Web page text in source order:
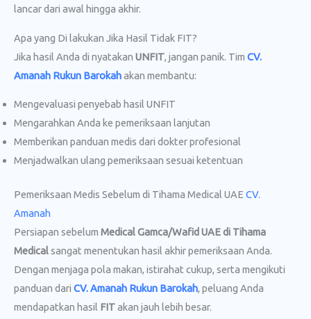
lancar dari awal hingga akhir.
Apa yang Di lakukan Jika Hasil Tidak FIT?
Jika hasil Anda di nyatakan UNFIT, jangan panik. Tim CV.
Amanah Rukun Barokahakan membantu:
Mengevaluasi penyebab hasil UNFIT
Mengarahkan Anda ke pemeriksaan lanjutan
Memberikan panduan medis dari dokter profesional
Menjadwalkan ulang pemeriksaan sesuai ketentuan
Pemeriksaan Medis Sebelum di Tihama Medical UAE CV.
Amanah
Persiapan sebelum Medical Gamca/Wafid UAE di Tihama
Medicalsangat menentukan hasil akhir pemeriksaan Anda.
Dengan menjaga pola makan, istirahat cukup, serta mengikuti
panduan dari CV. Amanah Rukun Barokah, peluang Anda
mendapatkan hasil FITakan jauh lebih besar.